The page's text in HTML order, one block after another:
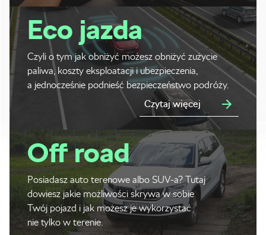
Eco jazda
Czyli o tym jak obniżyć możesz obniżyć zużycie
paliwa, koszty eksploatacji i ubezpieczenia,
a jednocześnie podnieść bezpieczeństwo podróży.
Czytaj więcej
Off road
Posiadasz auto terenowe albo SUV-a? Tutaj
dowiesz jakie możliwości skrywa w sobie
Twój pojazd i jak możesz je wykorzystać
nie tylko w terenie.